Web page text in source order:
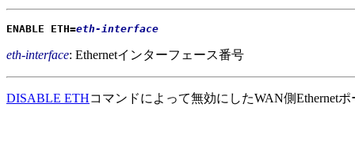
ENABLE ETH=eth-interface
eth-interface: Ethernetインターフェース番号
DISABLE ETHコマンドによって無効にしたWAN側Ethernetポ